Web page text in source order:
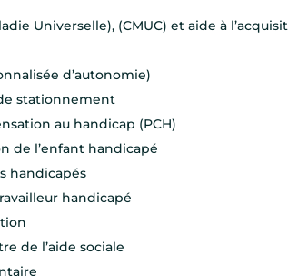
Universelle), (CMUC) et aide à
d’autonomie)
stationnement
au handicap (PCH)
de l’enfant handicapé
handicapés
handicapé
de l’aide sociale